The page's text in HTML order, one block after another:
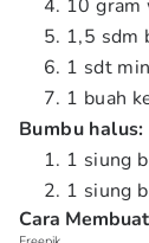
10
1,5 sdm
1 sdt
1 buah
Bumbu halus:
1 siung
1 siung
Cara